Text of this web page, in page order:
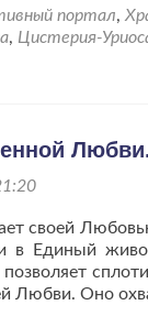
портал,
, Цистерия-
своей
Единый
Любви. Оно